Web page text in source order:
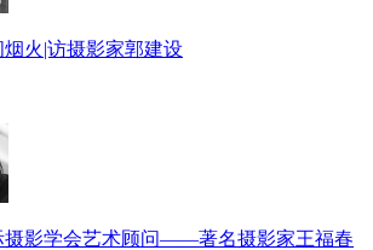
火|访摄影家郭建设
摄影学会艺术顾问——著名摄影家王福春